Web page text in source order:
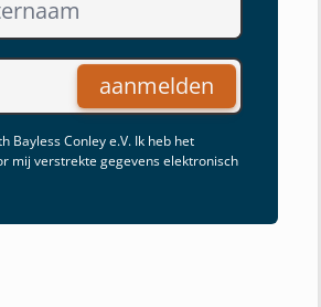
aanmelden
Bayless Conley e.V. Ik heb het
mij verstrekte gegevens elektronisch